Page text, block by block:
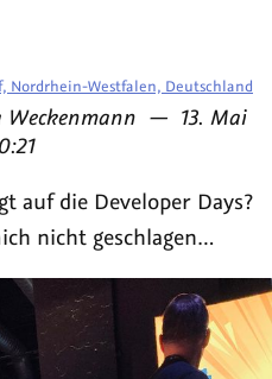
auf die Developer Days?
nicht geschlagen…
Nordrhein-Westfalen, Deutschland
Weckenmann — am
13. Mai